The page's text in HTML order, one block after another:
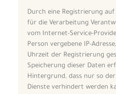
Durch eine Registrierung
für die Verarbeitung
vom Internet-Service-
Person vergebene IP-
Uhrzeit der Registrierung
Speicherung dieser Daten
Hintergrund, dass nur so
Dienste verhindert werden